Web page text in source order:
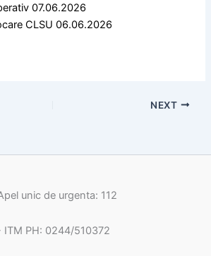
07.06.2026
CLSU 06.06.2026
NEXT
unic de urgenta: 112
ITM PH: 0244/510372